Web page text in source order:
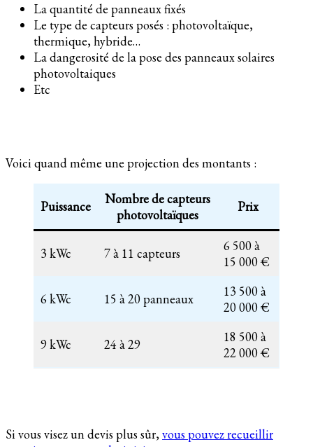
La quantité de panneaux fixés
Le type de capteurs posés : photovoltaïque,
thermique, hybride…
La dangerosité de la pose des panneaux solaires
photovoltaiques
Etc
Voici quand même une projection des montants :
Puissance
Nombre de capteurs
photovoltaïques
Prix
3 kWc 7 à 11 capteurs
6 500 à
15 000 €
6 kWc 15 à 20 panneaux
13 500 à
20 000 €
9 kWc 24 à 29
18 500 à
22 000 €
Si vous visez un devis plus sûr,vous pouvez recueillir